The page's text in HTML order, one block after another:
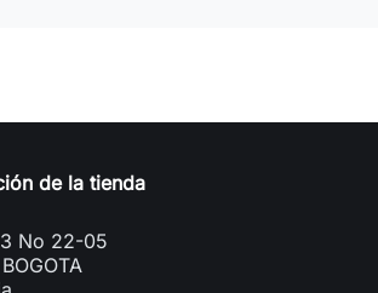
de la tienda
No 22-05